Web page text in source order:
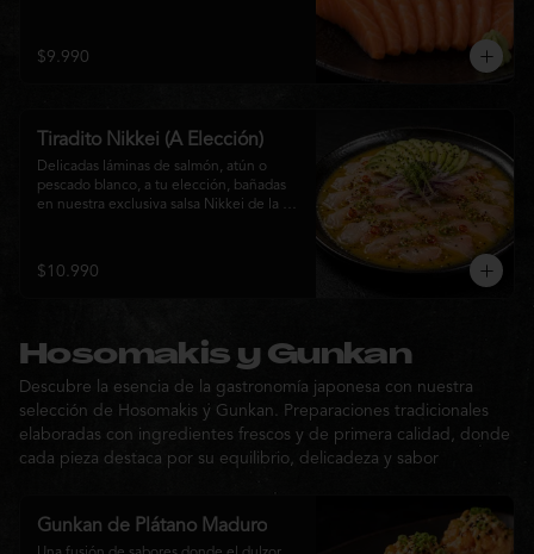
$9.990
Tiradito Nikkei (A Elección)
Delicadas láminas de salmón, atún o
pescado blanco, a tu elección, bañadas
en nuestra exclusiva salsa Nikkei de la
palta, cebolla morada, ají fresco, brotes y
sésamo, ofreciendo una experiencia
$10.990
Hosomakis y Gunkan
Descubre la esencia de la gastronomía japonesa con nuestra
selección de Hosomakis y Gunkan. Preparaciones tradicionales
elaboradas con ingredientes frescos y de primera calidad, donde
cada pieza destaca por su equilibrio, delicadeza y sabor
Gunkan de Plátano Maduro